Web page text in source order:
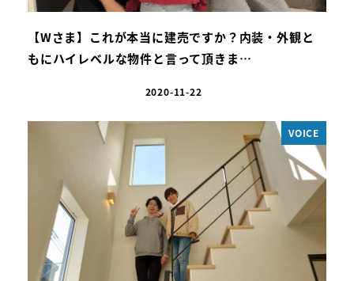
【Wさま】これが本当に建売ですか？内装・外観と
もにハイレベルな物件と言って頂きま…
2020-11-22
VOICE